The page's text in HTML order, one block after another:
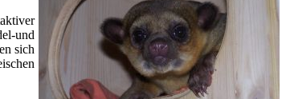
und
sich